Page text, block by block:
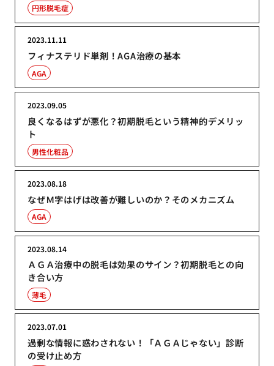
円形脱毛症
フィナステリド単剤！AGA治療の基本
2023.11.11
AGA
良くなるはずが悪化？初期脱毛という精神的デメリッ
ト
2023.09.05
男性化粧品
なぜＭ字はげは改善が難しいのか？そのメカニズム
2023.08.18
AGA
ＡＧＡ治療中の脱毛は効果のサイン？初期脱毛との向
き合い方
2023.08.14
薄毛
過剰な情報に惑わされない！「ＡＧＡじゃない」診断
の受け止め方
2023.07.01